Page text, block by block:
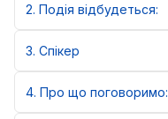
2 Подія відбудеться:
3 Спікер
4 Про що поговоримо: